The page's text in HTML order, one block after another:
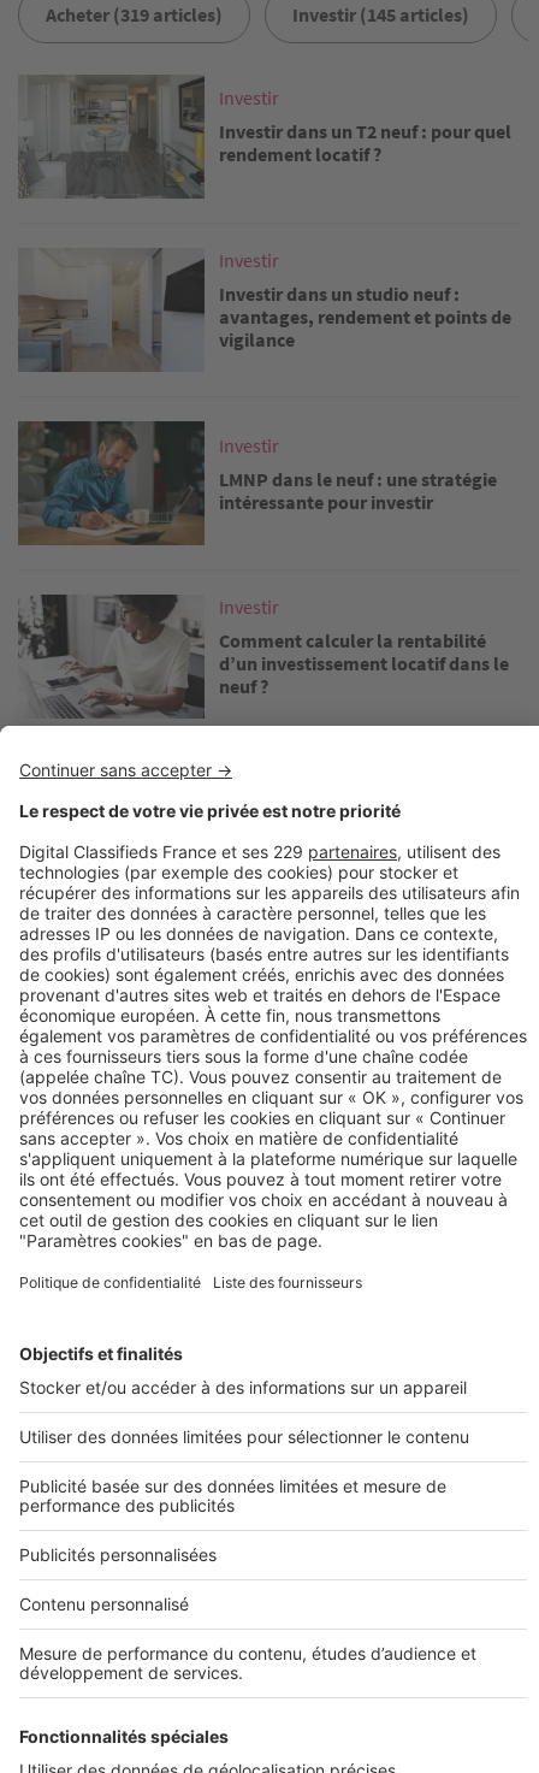
Acheter (319 articles) Investir (145 articles)
Investir
Investir dans un T2 neuf : pour quel
rendement locatif ?
Investir
Investir dans un studio neuf :
avantages, rendement et points de
vigilance
Image
Investir
LMNP dans le neuf : une stratégie
intéressante pour investir
Image
Investir
Comment calculer la rentabilité
d’un investissement locatif dans le
neuf ?
Image
Investissement locatif : comment
choisir le bon programme neuf ?
Découvrez nos annonces
Acheter un appartement neuf
Lyon Toulouse Studio Paris
Bordeaux Rennes Strasbourg
Marseille Appartement neuf Île-de-France
Annecy
SeLoger neuf c'est aussi...
DÉCOUVRIR